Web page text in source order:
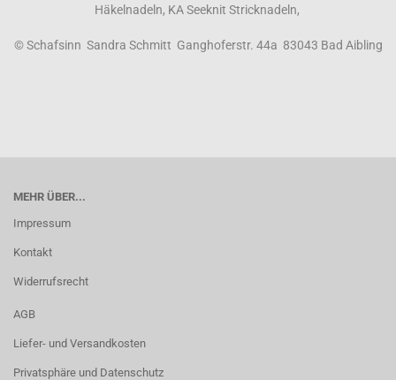
Häkelnadeln, KA Seeknit Stricknadeln,
© Schafsinn Sandra Schmitt Ganghoferstr. 44a 83043 Bad Aibling
MEHR ÜBER...
Impressum
Kontakt
Widerrufsrecht
AGB
Liefer- und Versandkosten
Privatsphäre und Datenschutz